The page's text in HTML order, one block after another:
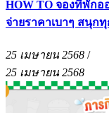
HOW TO จองที่พัก
จ่ายราคาเบาๆ สนุก
25 เมษายน 2568 /
25 เมษายน 2568